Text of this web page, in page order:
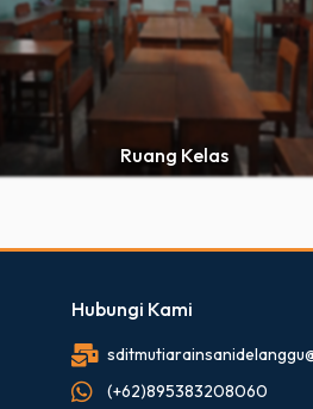
Ruang Kelas
Hubungi Kami
(+62)895383208060